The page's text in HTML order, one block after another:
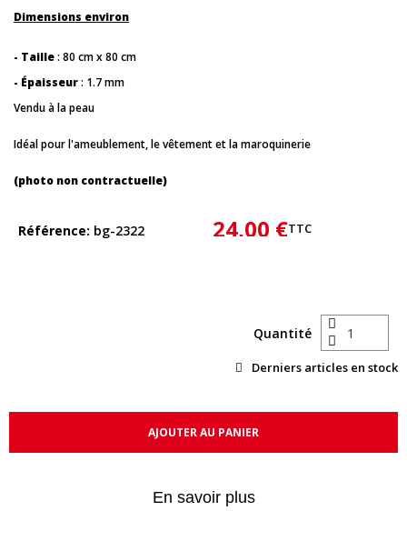
Dimensions environ
- Taille: 80 cm x 80 cm
- Épaisseur: 1.7 mm
Vendu à la peau
Idéal pour l'ameublement, le vêtement et la maroquinerie
(photo non contractuelle)
Référence bg-2322 24,00 €TTC
Quantité
Derniers articles en stock
AJOUTER AU PANIER
En savoir plus